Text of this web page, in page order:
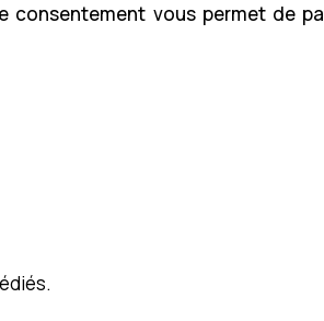
vous permet de